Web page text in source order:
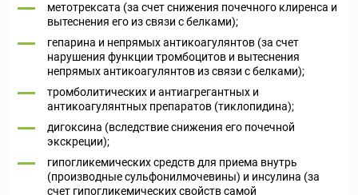
метотрексата (за счет снижения почечного клиренса и
вытеснения его из связи с белками);
гепарина и непрямых антикоагулянтов (за счет
нарушения функции тромбоцитов и вытеснения
непрямых антикоагулянтов из связи с белками);
тромболитических и антиагрегантных и
антикоагулянтных препаратов (тиклопидина);
дигоксина (вследствие снижения его почечной
экскреции);
гипогликемических средств для приема внутрь
(производные сульфонилмочевины) и инсулина (за
счет гипогликемических свойств самой